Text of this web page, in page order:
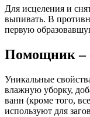
Для исцеления и
выпивать. В
первую
Помощник –
Уникальные
влажную уборку,
ванн (кроме того,
используют для